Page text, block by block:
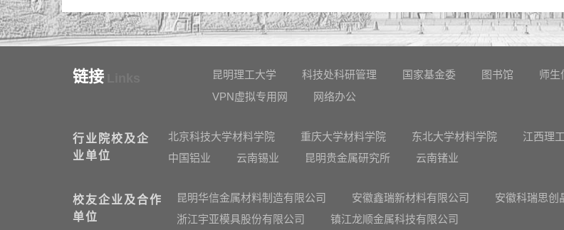
链接 昆明理工大学 科技处科研管理 国家基金委 图书馆
师生
VPN虚拟专用网
网络办公
行业院校及企
业单位
北京科技大学材料学院 重庆大学材料学院 东北大学材料学院 江西理
中国铝业
云南锡业 昆明贵金属研究所 云南锗业
校友企业及合作
单位
昆明华信金属材料制造有限公司 安徽鑫瑞新材料有限公司
安徽科瑞思创
浙江宇亚模具股份有限公司
镇江龙顺金属科技有限公司